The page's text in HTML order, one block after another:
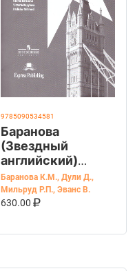
9785090534581
Баранова
(Звездный
английский)
Англ.язык 7 кл.
Контрольные
задания (Просв.)
Баранова К.М., Дули Д.,
Мильруд Р.П., Эванс В.
630.00
В КОРЗИНУ